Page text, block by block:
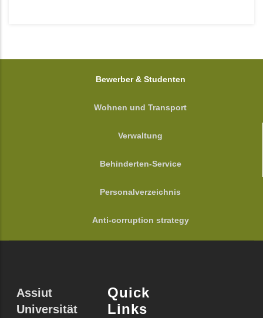
FOOTER
Bewerber & Studenten
Wohnen und Transport
Verwaltung
Behinderten-Service
Personalverzeichnis
Anti-corruption strategy
Assiut
Universität
Quick
Links